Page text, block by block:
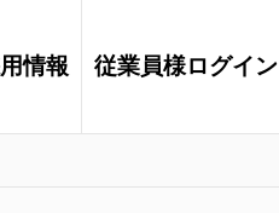
情報 従業員様ログイン